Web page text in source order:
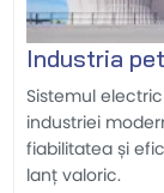
Industria
Sistemul
industriei
fiabilitatea și
lanț valoric.